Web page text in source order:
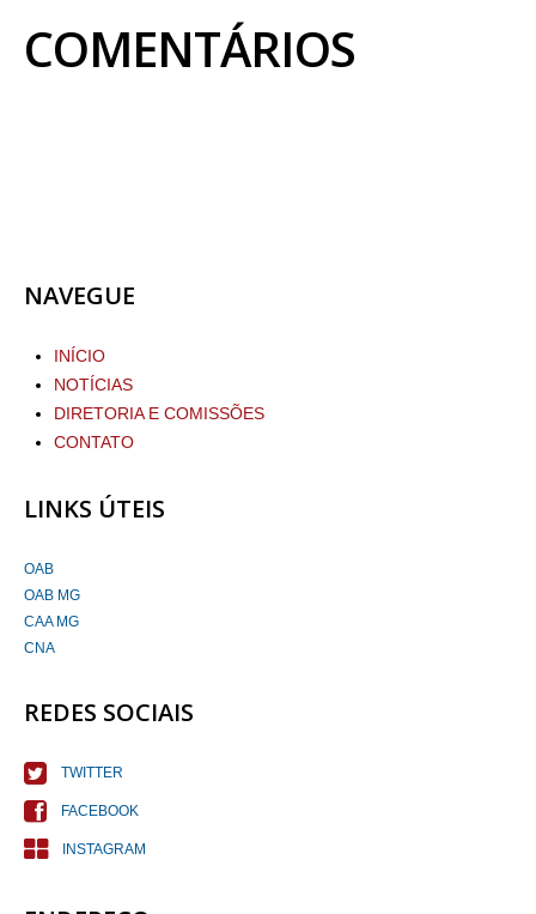
COMENTÁRIOS
NAVEGUE
INÍCIO
NOTÍCIAS
DIRETORIA E COMISSÕES
CONTATO
LINKS ÚTEIS
OAB
OAB MG
CAA MG
CNA
REDES SOCIAIS
TWITTER
FACEBOOK
INSTAGRAM